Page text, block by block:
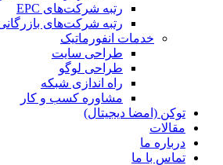
رتبه شرکت‌های EPC
رتبه شرکت‌های
خدمات انفورماتیک
طراحی سایت
طراحی لوگو
راه اندازی شبکه
مشاوره کسب و کار
توکن (امضا دیجیتال)
مقالات
درباره ما
تماس با ما